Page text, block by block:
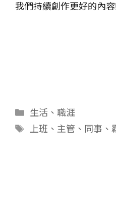
我們持續創作更好的內
分
類
生活 、 職涯
標
上班 、 主管 、 同事 、